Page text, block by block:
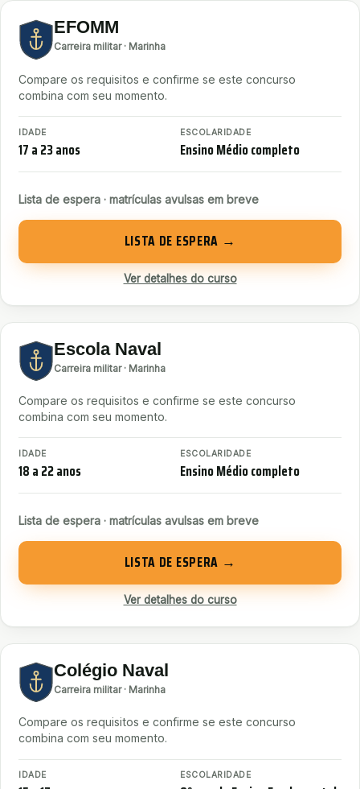
EFOMM
Carreira militar · Marinha
Compare os requisitos e confirme se este concurso
combina com seu momento.
IDADE
17 a 23 anos
ESCOLARIDADE
Ensino Médio completo
Lista de espera · matrículas avulsas em breve
LISTA DE ESPERA →
Ver detalhes do curso
Escola Naval
Carreira militar · Marinha
Compare os requisitos e confirme se este concurso
combina com seu momento.
IDADE
18 a 22 anos
ESCOLARIDADE
Ensino Médio completo
Lista de espera · matrículas avulsas em breve
LISTA DE ESPERA →
Ver detalhes do curso
Colégio Naval
Carreira militar · Marinha
Compare os requisitos e confirme se este concurso
combina com seu momento.
IDADE ESCOLARIDADE